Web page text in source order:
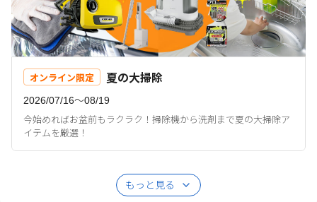
オンライン限定 夏の大掃除
2026/07/16〜08/19
今始めればお盆前もラクラク！掃除機から洗剤まで夏の大掃除ア
イテムを厳選！
もっと見る